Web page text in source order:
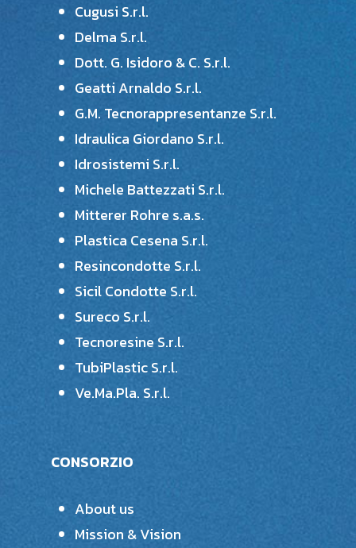
Cugusi S.r.l.
Delma S.r.l.
Dott. G. Isidoro & C. S.r.l.
Geatti Arnaldo S.r.l.
G.M. Tecnorappresentanze S.r.l.
Idraulica Giordano S.r.l.
Idrosistemi S.r.l.
Michele Battezzati S.r.l.
Mitterer Rohre s.a.s.
Plastica Cesena S.r.l.
Resincondotte S.r.l.
Sicil Condotte S.r.l.
Sureco S.r.l.
Tecnoresine S.r.l.
TubiPlastic S.r.l.
Ve.Ma.Pla. S.r.l.
CONSORZIO
About us
Mission & Vision